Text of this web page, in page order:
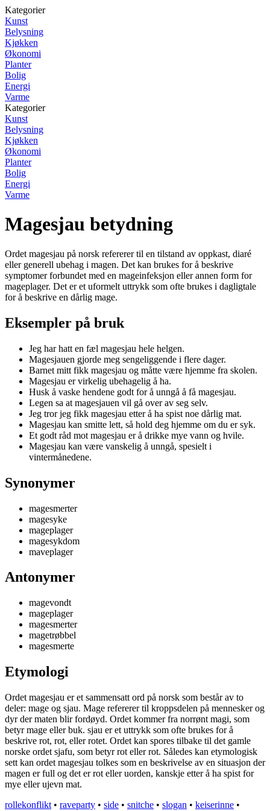
Kategorier
Kunst
Belysning
Kjøkken
Økonomi
Planter
Bolig
Energi
Varme
Kategorier
Kunst
Belysning
Kjøkken
Økonomi
Planter
Bolig
Energi
Varme
Magesjau betydning
Ordet magesjau på norsk refererer til en tilstand av oppkast, diaré
eller generell ubehag i magen. Det kan brukes for å beskrive
symptomer forbundet med en mageinfeksjon eller annen form for
mageplager. Det er et uformelt uttrykk som ofte brukes i dagligtale
for å beskrive en dårlig mage.
Eksempler på bruk
Jeg har hatt en fæl magesjau hele helgen.
Magesjauen gjorde meg sengeliggende i flere dager.
Barnet mitt fikk magesjau og måtte være hjemme fra skolen.
Magesjau er virkelig ubehagelig å ha.
Husk å vaske hendene godt for å unngå å få magesjau.
Legen sa at magesjauen vil gå over av seg selv.
Jeg tror jeg fikk magesjau etter å ha spist noe dårlig mat.
Magesjau kan smitte lett, så hold deg hjemme om du er syk.
Et godt råd mot magesjau er å drikke mye vann og hvile.
Magesjau kan være vanskelig å unngå, spesielt i
vintermånedene.
Synonymer
magesmerter
magesyke
mageplager
magesykdom
maveplager
Antonymer
magevondt
mageplager
magesmerter
magetrøbbel
magesmerte
Etymologi
Ordet magesjau er et sammensatt ord på norsk som består av to
deler: mage og sjau. Mage refererer til kroppsdelen på mennesker og
dyr der maten blir fordøyd. Ordet kommer fra norrønt magi, som
betyr mage eller buk. sjau er et uttrykk som ofte brukes for å
beskrive rot, rot, eller rotet. Ordet kan spores tilbake til det gamle
norske ordet sjafu, som betyr rot eller rot. Således kan etymologisk
sett kan ordet magesjau tolkes som en beskrivelse av en situasjon der
magen er full og det er rot eller uorden, kanskje etter å ha spist for
mye eller ujevn mat.
rollekonflikt • raveparty • side • snitche • slogan • keiserinne •